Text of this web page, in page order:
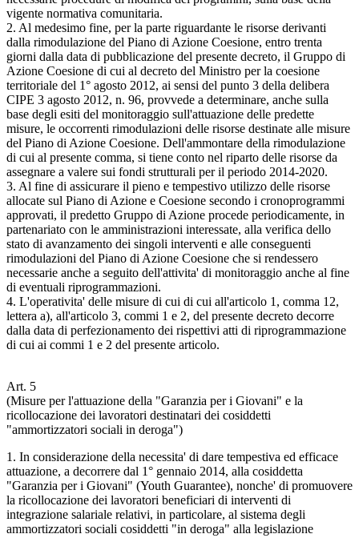
vigente normativa comunitaria.
2. Al medesimo fine, per la parte riguardante le risorse derivanti
dalla rimodulazione del Piano di Azione Coesione, entro trenta
giorni dalla data di pubblicazione del presente decreto, il Gruppo di
Azione Coesione di cui al decreto del Ministro per la coesione
territoriale del 1° agosto 2012, ai sensi del punto 3 della delibera
CIPE 3 agosto 2012, n. 96, provvede a determinare, anche sulla
base degli esiti del monitoraggio sull'attuazione delle predette
misure, le occorrenti rimodulazioni delle risorse destinate alle misure
del Piano di Azione Coesione. Dell'ammontare della rimodulazione
di cui al presente comma, si tiene conto nel riparto delle risorse da
assegnare a valere sui fondi strutturali per il periodo 2014-2020.
3. Al fine di assicurare il pieno e tempestivo utilizzo delle risorse
allocate sul Piano di Azione e Coesione secondo i cronoprogrammi
approvati, il predetto Gruppo di Azione procede periodicamente, in
partenariato con le amministrazioni interessate, alla verifica dello
stato di avanzamento dei singoli interventi e alle conseguenti
rimodulazioni del Piano di Azione Coesione che si rendessero
necessarie anche a seguito dell'attivita' di monitoraggio anche al fine
di eventuali riprogrammazioni.
4. L'operativita' delle misure di cui di cui all'articolo 1, comma 12,
lettera a), all'articolo 3, commi 1 e 2, del presente decreto decorre
dalla data di perfezionamento dei rispettivi atti di riprogrammazione
di cui ai commi 1 e 2 del presente articolo.
Art. 5
(Misure per l'attuazione della "Garanzia per i Giovani" e la
ricollocazione dei lavoratori destinatari dei cosiddetti
"ammortizzatori sociali in deroga")
1. In considerazione della necessita' di dare tempestiva ed efficace
attuazione, a decorrere dal 1° gennaio 2014, alla cosiddetta
"Garanzia per i Giovani" (Youth Guarantee), nonche' di promuovere
la ricollocazione dei lavoratori beneficiari di interventi di
integrazione salariale relativi, in particolare, al sistema degli
ammortizzatori sociali cosiddetti "in deroga" alla legislazione